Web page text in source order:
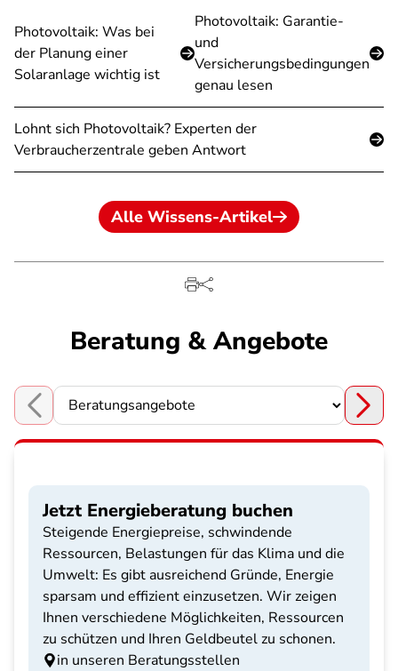
Photovoltaik: Was bei
der Planung einer
Solaranlage wichtig ist
Photovoltaik: Garantie-
und
Versicherungsbedingungen
genau lesen
Lohnt sich Photovoltaik? Experten der
Verbraucherzentrale geben Antwort
Alle Wissens-Artikel
Beratung & Angebote
Choose a section
Jetzt Energieberatung buchen
Steigende Energiepreise, schwindende
Ressourcen, Belastungen für das Klima und die
Umwelt: Es gibt ausreichend Gründe, Energie
sparsam und effizient einzusetzen. Wir zeigen
Ihnen verschiedene Möglichkeiten, Ressourcen
zu schützen und Ihren Geldbeutel zu schonen.
in unseren Beratungsstellen